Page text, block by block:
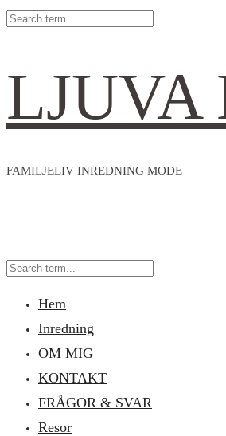
FAMILJELIV INREDNING MODE
Hem
Inredning
OM MIG
KONTAKT
FRÅGOR & SVAR
Resor